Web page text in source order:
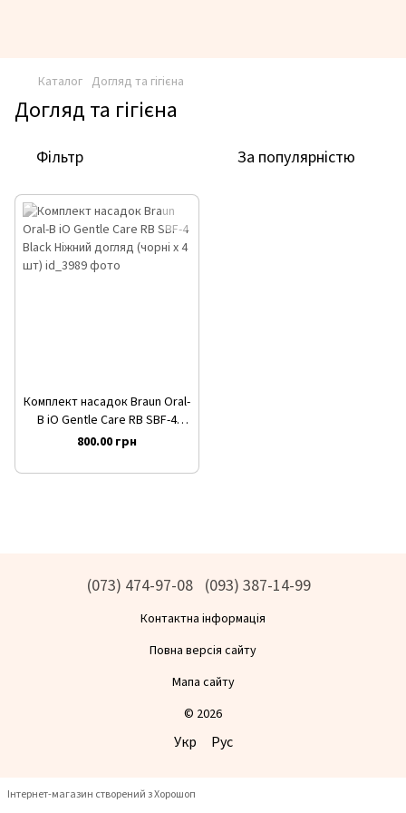
Каталог Догляд та гігієна
Догляд та гігієна
Фільтр За популярністю
Комплект насадок Braun Oral-
B iO Gentle Care RB SBF-4
Black Ніжний догляд (чорні х 4
800.00 грн
(073) 474-97-08 (093) 387-14-99
Контактна інформація
Повна версія сайту
Мапа сайту
© 2026
Укр Рус
Інтернет-магазин створений з Хорошоп